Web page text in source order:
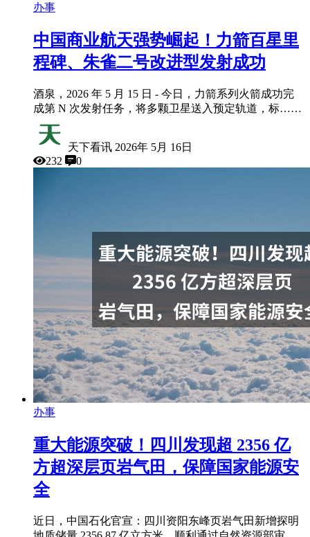
办事
中国商业航天强势崛起！力箭百星里
程碑、朱雀二号改进型发射成功
酒泉，2026 年 5 月 15 日 - 今日，力箭系列火箭成功完
成第 N 次发射任务，将多颗卫星送入预定轨道，标……
天下看讯 2026年 5月 16日
232
0
办事
重大能源突破！四川发现超 2356 亿
方超深层页岩气田，保障国家能源安
全
近日，中国石化官宣：四川资阳东峰页岩气田新增探明